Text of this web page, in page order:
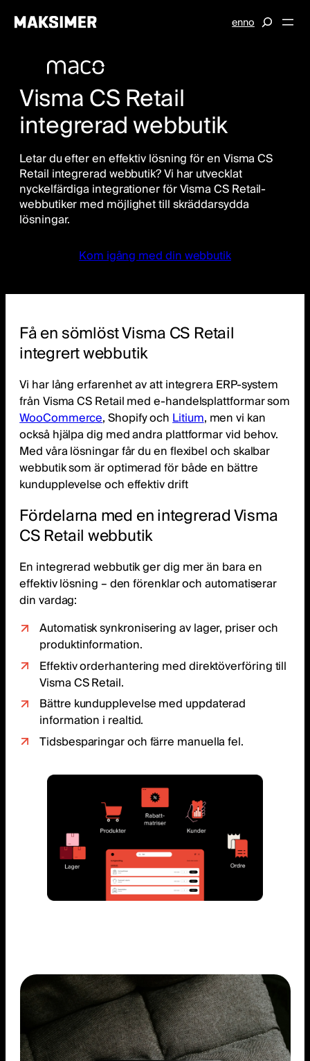
Hoppa
till
ennoS
Visma CS Retail
integrerad webbutik
Letar du efter en effektiv lösning för en Visma CS
Retail integrerad webbutik? Vi har utvecklat
nyckelfärdiga integrationer för Visma CS Retail-
webbutiker med möjlighet till skräddarsydda
lösningar.
Kom igång med din webbutik
Få en sömlöst Visma CS Retail
integrert webbutik
Vi har lång erfarenhet av att integrera ERP-system
från Visma CS Retail med e-handelsplattformar som
WooCommerce, Shopify ochLitium, men vi kan
också hjälpa dig med andra plattformar vid behov.
Med våra lösningar får du en flexibel och skalbar
webbutik som är optimerad för både en bättre
kundupplevelse och effektiv drift
Fördelarna med en integrerad Visma
CS Retail webbutik
En integrerad webbutik ger dig mer än bara en
effektiv lösning – den förenklar och automatiserar
din vardag:
Automatisk synkronisering av lager, priser och
produktinformation.
Effektiv orderhantering med direktöverföring till
Visma CS Retail.
Bättre kundupplevelse med uppdaterad
information i realtid.
Tidsbesparingar och färre manuella fel.